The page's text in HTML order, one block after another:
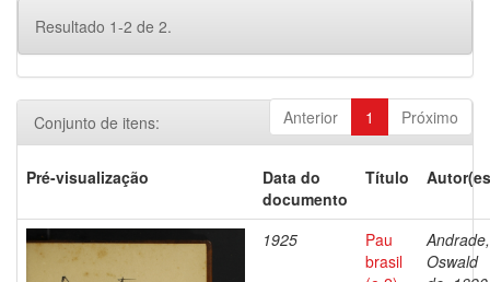
Resultado 1-2 de 2.
Anterior 1 Próximo
Conjunto de itens:
Pré-visualização
Data do
documento
Título
1925
Pau
brasil
Andrade,
Oswald